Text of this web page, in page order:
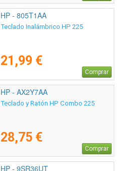
HP - 805T1AA
Teclado Inalámbrico HP 225
21,99 €
Comprar
HP - AX2Y7AA
Teclado y Ratón HP Combo 225
28,75 €
Comprar
HP - 9SR36UT